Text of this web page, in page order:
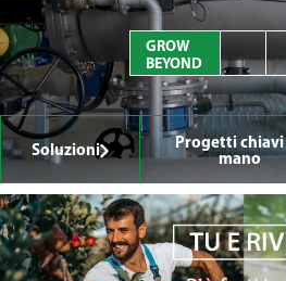
Soluzioni Progetti chiavi
mano
GROW
BEYOND